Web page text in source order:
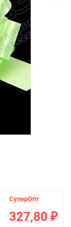
СуперОпт
327,80 ₽